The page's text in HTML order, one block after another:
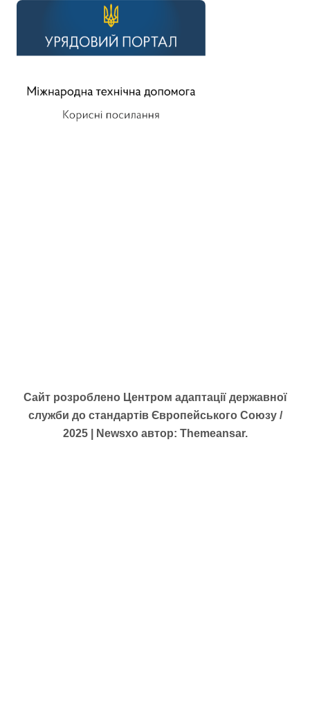
Сайт розроблено Центром адаптації державної
служби до стандартів Європейського Союзу /
2025
Newsxoавтор: Themeansar.